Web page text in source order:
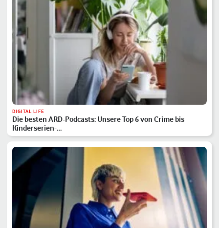
DIGITAL LIFE
Die besten ARD-Podcasts: Unsere Top 6 von Crime bis
Kinderserien-…